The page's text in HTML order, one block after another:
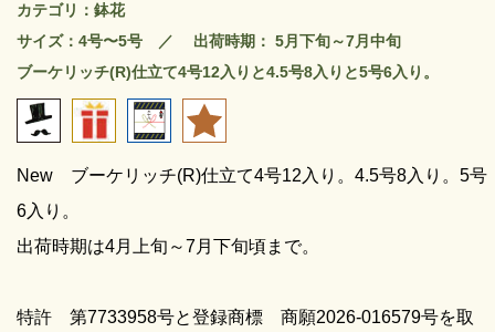
カテゴリ：鉢花
サイズ：4号〜5号 ／ 出荷時期： 5月下旬～7月中旬
ブーケリッチ(R)仕立て4号12入りと4.5号8入りと5号6入り。
New ブーケリッチ(R)仕立て4号12入り。4.5号8入り。5号
6入り。
出荷時期は4月上旬～7月下旬頃まで。
特許 第7733958号と登録商標 商願2026-016579号を取